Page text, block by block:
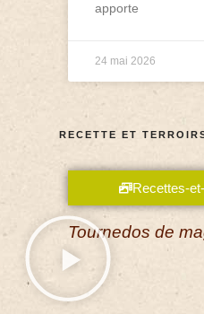
apporte
24 mai 2026
RECETTE ET
Recettes-
Tournedos de